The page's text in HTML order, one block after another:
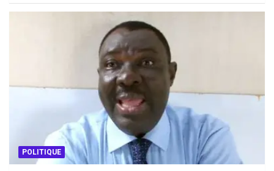
POLITIQUE